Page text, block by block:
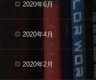
2020年6月
2020年4月
2020年2月